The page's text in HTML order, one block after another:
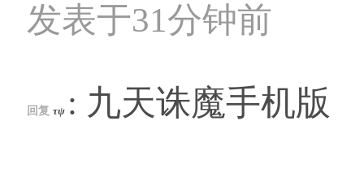
发表于31分钟前
回复 τψ : 九天诛魔手机版